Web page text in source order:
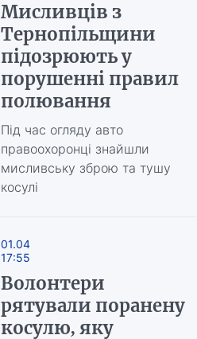
Мисливців з
Тернопільщини
підозрюють у
порушенні правил
полювання
Під час огляду авто
правоохоронці знайшли
мисливську зброю та тушу
косулі
01.04
17:55
Волонтери
рятували поранену
косулю, яку